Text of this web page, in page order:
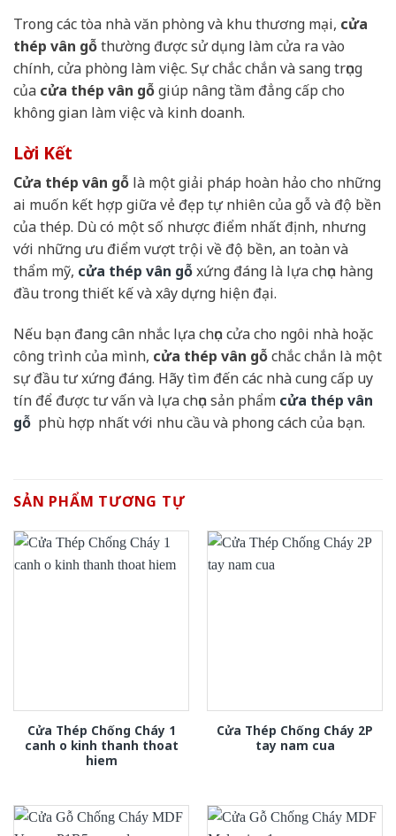
Trong các tòa nhà văn phòng và khu thương mại, cửa
thép vân gỗthường được sử dụng làm cửa ra vào
chính, cửa phòng làm việc. Sự chắc chắn và sang trọng
của cửa thép vân gỗgiúp nâng tầm đẳng cấp cho
không gian làm việc và kinh doanh.
Lời Kết
Cửa thép vân gỗ là một giải pháp hoàn hảo cho những
ai muốn kết hợp giữa vẻ đẹp tự nhiên của gỗ và độ bền
của thép. Dù có một số nhược điểm nhất định, nhưng
với những ưu điểm vượt trội về độ bền, an toàn và
thẩm mỹ, cửa thép vân gỗxứng đáng là lựa chọn hàng
đầu trong thiết kế và xây dựng hiện đại.
Nếu bạn đang cân nhắc lựa chọn cửa cho ngôi nhà hoặc
công trình của mình, cửa thép vân gỗchắc chắn là một
sự đầu tư xứng đáng. Hãy tìm đến các nhà cung cấp uy
tín để được tư vấn và lựa chọn sản phẩm cửa thép vân
gỗ phù hợp nhất với nhu cầu và phong cách của bạn.
SẢN PHẨM TƯƠNG TỰ
Cửa Thép Chống Cháy 1
canh o kinh thanh thoat
hiem
Cửa Thép Chống Cháy 2P
tay nam cua